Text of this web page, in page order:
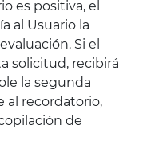
es positiva, el
al Usuario la
Si el
solicitud, recibirá
la segunda
al recordatorio,
de